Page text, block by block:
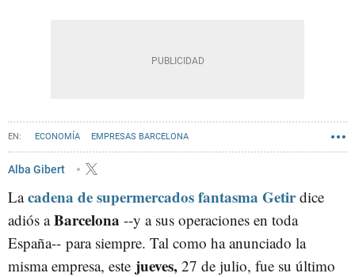
ECONOMÍA EMPRESAS BARCELONA
Alba Gibert
Lacadena de supermercados fantasma Getirdice
adiós aBarcelona --y a sus operaciones en toda
España-- para siempre. Tal como ha anunciado la
misma empresa, este jueves, 27 de julio, fue su último